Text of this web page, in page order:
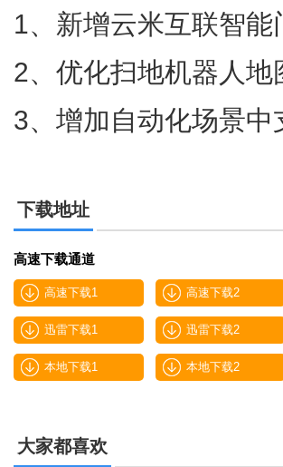
1、新增云米互联智
2、优化扫地机器人地
3、增加自动化场景中
下载地址
高速下载通道
高速下载1 高速下载2
迅雷下载1 迅雷下载2
本地下载1 本地下载2
大家都喜欢